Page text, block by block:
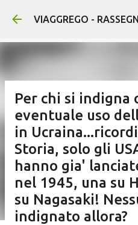
Passa ai
VIAGGREGO -
Per chi si indigna
eventuale uso
in
Storia, solo gli
hanno gia'
nel 1945, una su
su Nagasaki!
indignato allora?